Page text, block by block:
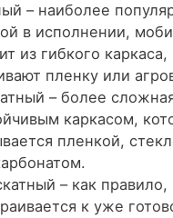
– наиболее
в исполнении,
из гибкого
пленку или
– более
каркасом,
пленкой,
– как правило,
к уже